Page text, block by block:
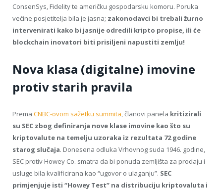
ConsenSys, Fidelity te američku gospodarsku komoru. Poruka
većine posjetitelja bila je jasna; zakonodavci bi trebali žurno
intervenirati kako bi jasnije odredili kripto propise, ili će
blockchain inovatori biti prisiljeni napustiti zemlju!
Nova klasa (digitalne) imovine
protiv starih pravila
Prema CNBC-ovom sažetku summita, članovi panela kritizirali
su SEC zbog definiranja nove klase imovine kao što su
kriptovalute na temelju uzoraka iz rezultata 72 godine
starog slučaja. Donesena odluka Vrhovnog suda 1946. godine,
SEC protiv Howey Co. smatra da bi ponuda zemljišta za prodaju i
usluge bila kvalificirana kao “ugovor o ulaganju”. SEC
primjenjuje isti “Howey Test” na distribuciju kriptovaluta i